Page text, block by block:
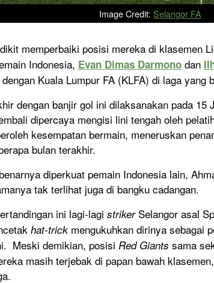
Image Credit: Selangor FA
memperbaiki posisi mereka di klasemen
Indonesia, Evan Dimas Darmono dan
Kuala Lumpur FA (KLFA) di laga yang
dengan banjir gol ini dilaksanakan pada 15
dipercaya mengisi lini tengah oleh
kesempatan bermain, meneruskan
bulan terakhir.
diperkuat pemain Indonesia lain,
tak terlihat juga di bangku cadangan.
ini lagi-lagi strikerSelangor asal
hat-trick mengukuhkan dirinya sebagai
Meski demikian, posisi Red Giants sama
masih terjebak di papan bawah